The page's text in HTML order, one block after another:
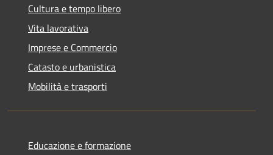
Cultura e tempo libero
Vita lavorativa
Imprese e Commercio
Catasto e urbanistica
Mobilità e trasporti
Educazione e formazione